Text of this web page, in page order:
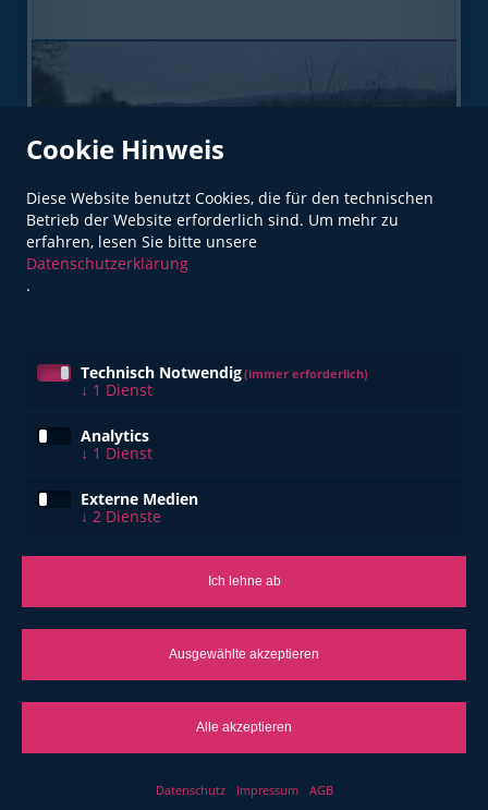
Hier erfahren Sie mehr
5 Wirprinzipien
Cookie Hinweis
Diese Website benutzt Cookies, die für den technischen
Betrieb der Website erforderlich sind. Um mehr zu
erfahren, lesen Sie bitte unsere
Datenschutzerklärung
.
Technisch Notwendig(immer erforderlich)
↓ 1 Dienst
Analytics
↓ 1 Dienst
Externe Medien
↓ 2 Dienste
Ich lehne ab
Ausgewählte akzeptieren
Alle akzeptieren
Datenschutz Impressum AGB